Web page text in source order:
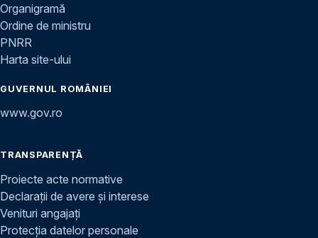
Organigramă
Ordine de ministru
PNRR
Harta site-ului
GUVERNUL ROMÂNIEI
www.gov.ro
TRANSPARENȚĂ
Proiecte acte normative
Declarații de avere și interese
Venituri angajați
Protecția datelor personale